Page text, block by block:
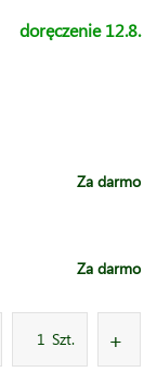
doręczenie 12.8.
Za darmo
Za darmo
Szt.